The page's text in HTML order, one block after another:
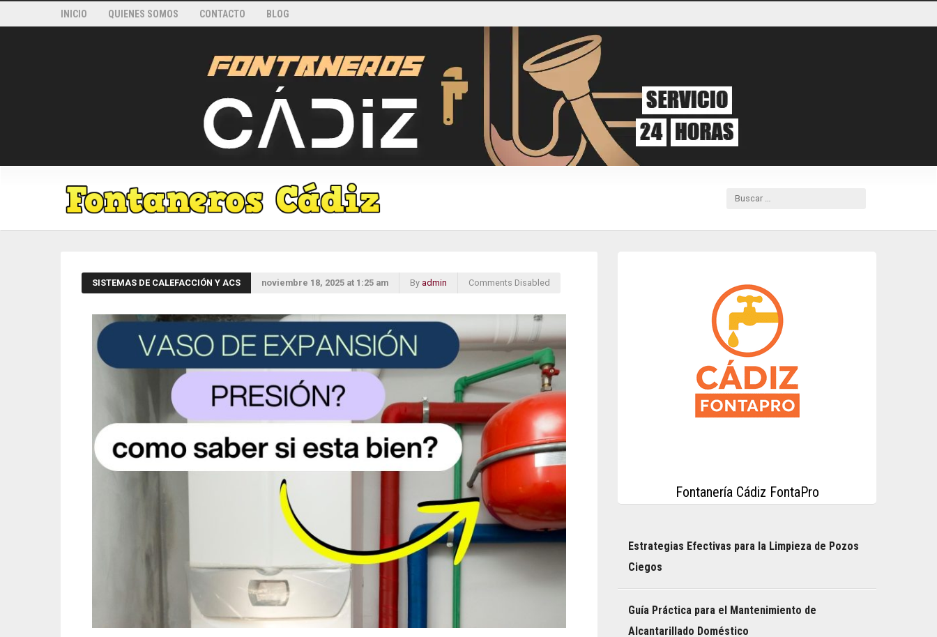
INICIO QUIENES SOMOS CONTACTO BLOG
SISTEMAS DE CALEFACCIÓN Y ACS noviembre 18, 2025 at 1:25 am By admin Comments Disabled
Fontanería Cádiz FontaPro
Estrategias Efectivas para la Limpieza de Pozos
Ciegos
Guía Práctica para el Mantenimiento de
Alcantarillado Doméstico